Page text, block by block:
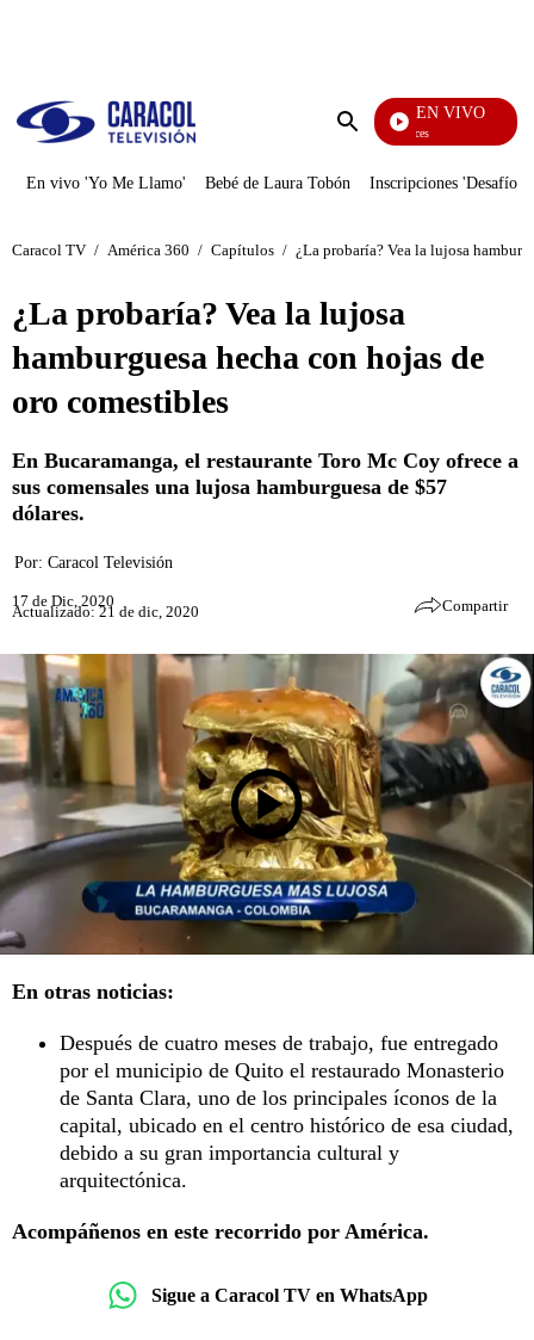
Enviar
EN VIVO
Sábados Felices
En vivo 'Yo Me Llamo' Bebé de Laura Tobón Inscripciones 'Desafío'
Caracol TV / América 360 / Capítulos / ¿La probaría? Vea la lujosa
¿La probaría? Vea la lujosa
hamburguesa hecha con hojas de
oro comestibles
En Bucaramanga, el restaurante Toro Mc Coy ofrece a
sus comensales una lujosa hamburguesa de $57
dólares.
Por: Caracol Televisión
17 de Dic, 2020
Actualizado: 21 de dic, 2020 Compartir
En otras noticias:
Después de cuatro meses de trabajo, fue entregado
por el municipio de Quito el restaurado Monasterio
de Santa Clara, uno de los principales íconos de la
capital, ubicado en el centro histórico de esa ciudad,
debido a su gran importancia cultural y
arquitectónica.
Acompáñenos en este recorrido por América.
Sigue a Caracol TV en WhatsApp